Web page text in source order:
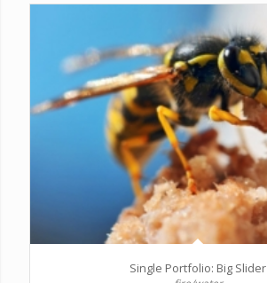
Single Portfolio: Big Slider